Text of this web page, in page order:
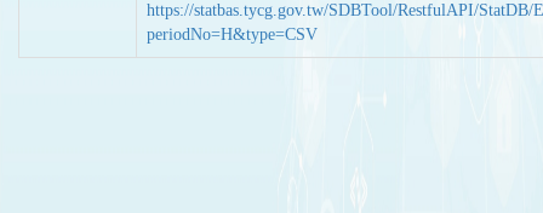
https://statbas.tycg.gov.tw/SDBTool/RestfulAPI/StatDB/
periodNo=H&type=CSV